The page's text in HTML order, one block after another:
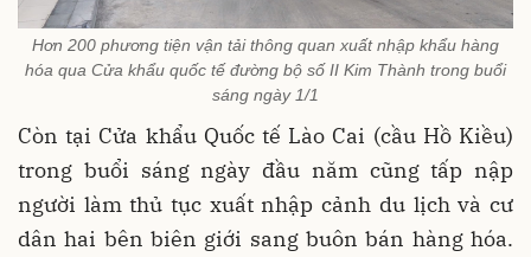
Hơn 200 phương tiện vận tải thông quan xuất nhập khẩu hàng
hóa qua Cửa khẩu quốc tế đường bộ số II Kim Thành trong buổi
sáng ngày 1/1
Còn tại Cửa khẩu Quốc tế Lào Cai (cầu Hồ Kiều)
trong buổi sáng ngày đầu năm cũng tấp nập
người làm thủ tục xuất nhập cảnh du lịch và cư
dân hai bên biên giới sang buôn bán hàng hóa.